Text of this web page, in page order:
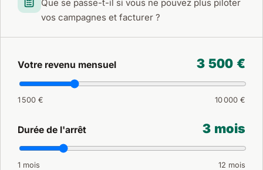
Que se passe-t-il si vous ne pouvez plus piloter
vos campagnes et facturer ?
Votre revenu mensuel 3 500 €
1 500 € 10 000 €
Durée de l'arrêt 3 mois
1 mois 12 mois